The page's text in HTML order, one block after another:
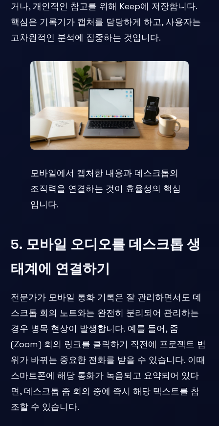
거나, 개인적인 참고를 위해 Keep에 저장합니다.
핵심은 기록기가 캡처를 담당하게 하고, 사용자는
고차원적인 분석에 집중하는 것입니다.
모바일에서 캡처한 내용과 데스크톱의
조직력을 연결하는 것이 효율성의 핵심
입니다.
5. 모바일 오디오를 데스크톱 생
태계에 연결하기
전문가가 모바일 통화 기록은 잘 관리하면서도 데
스크톱 회의 노트와는 완전히 분리되어 관리하는
경우 병목 현상이 발생합니다. 예를 들어, 줌
(Zoom) 회의 링크를 클릭하기 직전에 프로젝트 범
위가 바뀌는 중요한 전화를 받을 수 있습니다. 이때
스마트폰에 해당 통화가 녹음되고 요약되어 있다
면, 데스크톱 줌 회의 중에 즉시 해당 텍스트를 참
조할 수 있습니다.